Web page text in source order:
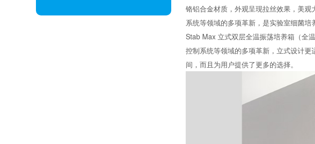
铬铝合金材质，外观呈现拉丝效果，美
系统等领域的多项革新，是实验室细菌培
Stab Max 立式双层全温振荡培养箱（全
控制系统等领域的多项革新，立式设计
间，而且为用户提供了更多的选择。